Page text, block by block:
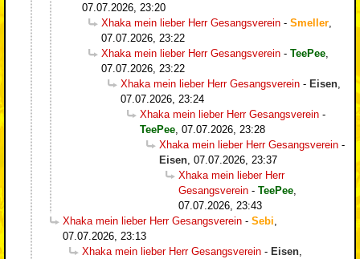
07.07.2026, 23:20
Xhaka mein lieber Herr Gesangsverein - Smeller
07.07.2026, 23:22
Xhaka mein lieber Herr Gesangsverein - TeePee
07.07.2026, 23:22
Xhaka mein lieber Herr Gesangsverein - Eisen
07.07.2026, 23:24
Xhaka mein lieber Herr Gesangsverein -
TeePee 07.07.2026, 23:28
Xhaka mein lieber Herr Gesangsverein -
Eisen 07.07.2026, 23:37
Xhaka mein lieber Herr
Gesangsverein - TeePee
07.07.2026, 23:43
Xhaka mein lieber Herr Gesangsverein - Sebi
07.07.2026, 23:13
Xhaka mein lieber Herr Gesangsverein - Eisen